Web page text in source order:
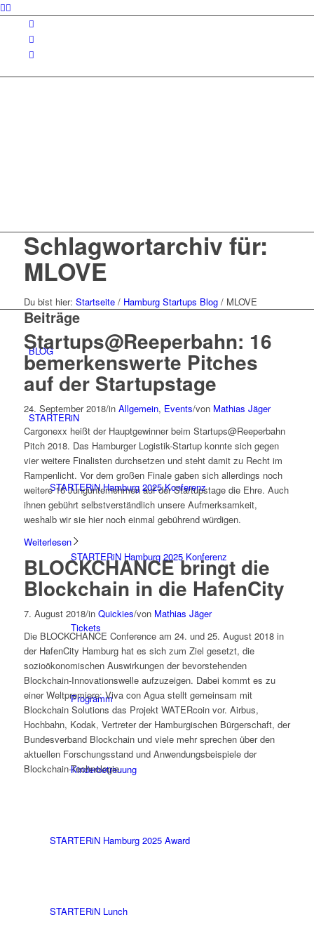
BLOG
STARTERiN
STARTERiN Hamburg 2025 Konferenz
STARTERiN Hamburg 2025 Konferenz
Tickets
Programm
Kinderbetreuung
STARTERiN Hamburg 2025 Award
STARTERiN Lunch
Schlagwortarchiv für:
MLOVE
Du bist hier: Startseite / Hamburg Startups Blog / MLOVE
Beiträge
Startups@Reeperbahn: 16
bemerkenswerte Pitches
auf der Startupstage
24. September 2018/in Allgemein, Events/von Mathias Jäger
Cargonexx heißt der Hauptgewinner beim Startups@Reeperbahn
Pitch 2018. Das Hamburger Logistik-Startup konnte sich gegen
vier weitere Finalisten durchsetzen und steht damit zu Recht im
Rampenlicht. Vor dem großen Finale gaben sich allerdings noch
weitere 16 Jungunternehmen auf der Startupstage die Ehre. Auch
ihnen gebührt selbstverständlich unsere Aufmerksamkeit,
weshalb wir sie hier noch einmal gebührend würdigen.
Weiterlesen
BLOCKCHANCE bringt die
Blockchain in die HafenCity
7. August 2018/in Quickies/von Mathias Jäger
Die BLOCKCHANCE Conference am 24. und 25. August 2018 in
der HafenCity Hamburg hat es sich zum Ziel gesetzt, die
sozioökonomischen Auswirkungen der bevorstehenden
Blockchain-Innovationswelle aufzuzeigen. Dabei kommt es zu
einer Weltpremiere: Viva con Agua stellt gemeinsam mit
Blockchain Solutions das Projekt WATERcoin vor. Airbus,
Hochbahn, Kodak, Vertreter der Hamburgischen Bürgerschaft, der
Bundesverband Blockchain und viele mehr sprechen über den
aktuellen Forschungsstand und Anwendungsbeispiele der
Blockchain-Technologie.